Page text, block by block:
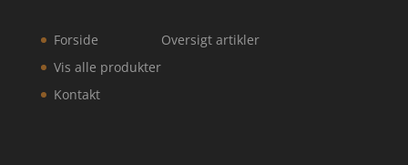
Forside
Vis alle produkter
Kontakt
Oversigt artikler